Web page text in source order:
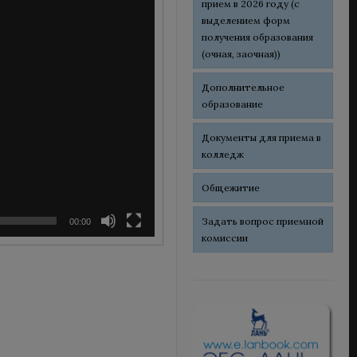
00:00
прием в 2026 году (с
выделением форм
получения образования
(очная, заочная))
Дополнительное
образование
Документы для приема в
колледж
Общежитие
Задать вопрос приемной
комиссии